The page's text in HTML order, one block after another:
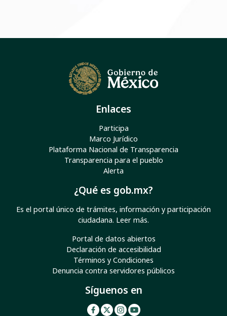
Enlaces
Participa
Marco Jurídico
Plataforma Nacional de Transparencia
Transparencia para el pueblo
Alerta
¿Qué es gob.mx?
Es el portal único de trámites, información y participación
ciudadana. Leer más.
Portal de datos abiertos
Declaración de accesibilidad
Términos y Condiciones
Denuncia contra servidores públicos
Síguenos en